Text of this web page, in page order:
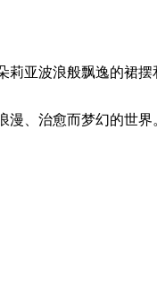
亚波浪般飘逸的裙摆
、治愈而梦幻的世